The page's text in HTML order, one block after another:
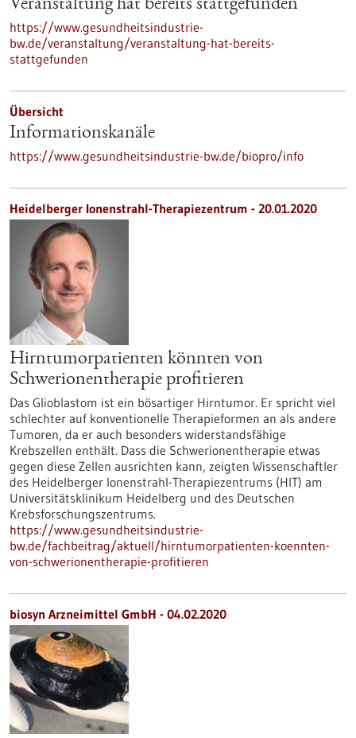
Veranstaltung hat bereits stattgefunden
https://www.gesundheitsindustrie-
bw.de/veranstaltung/veranstaltung-hat-bereits-
stattgefunden
Übersicht
Informationskanäle
https://www.gesundheitsindustrie-bw.de/biopro/info
Heidelberger Ionenstrahl-Therapiezentrum - 20.01.2020
Hirntumorpatienten könnten von
Schwerionentherapie profitieren
Das Glioblastom ist ein bösartiger Hirntumor. Er spricht viel
schlechter auf konventionelle Therapieformen an als andere
Tumoren, da er auch besonders widerstandsfähige
Krebszellen enthält. Dass die Schwerionentherapie etwas
gegen diese Zellen ausrichten kann, zeigten Wissenschaftler
des Heidelberger Ionenstrahl-Therapiezentrums (HIT) am
Universitätsklinikum Heidelberg und des Deutschen
Krebsforschungszentrums.
https://www.gesundheitsindustrie-
bw.de/fachbeitrag/aktuell/hirntumorpatienten-koennten-
von-schwerionentherapie-profitieren
biosyn Arzneimittel GmbH - 04.02.2020